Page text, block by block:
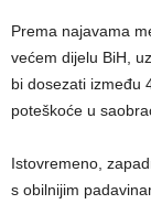
Prema najavama
većem dijelu BiH,
bi dosezati između
poteškoće u
Istovremeno,
s obilnijim